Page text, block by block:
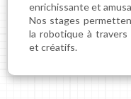
enrichissante et
Nos stages
la robotique à travers
et créatifs.